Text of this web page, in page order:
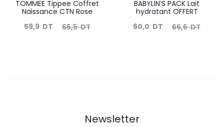
TOMMEE Tippee Coffret
Naissance CTN Rose
66,5DT
Le
59,9 DT
BABYLIN’S PACK Lait
hydratant OFFERT
66,6DT
Le
60,0 DT
Newsletter